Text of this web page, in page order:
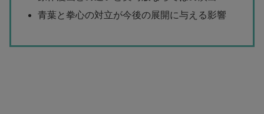
青葉と拳心の対立が今後の展開に与える影響